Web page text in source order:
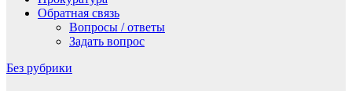
Обратная связь
Вопросы / ответы
Задать вопрос
Без рубрики